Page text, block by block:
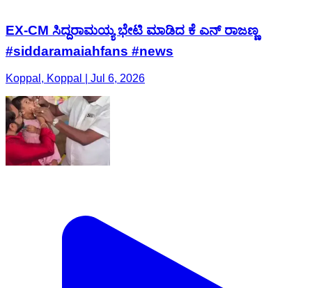
EX-CM ಸಿದ್ದರಾಮಯ್ಯ ಭೇಟಿ ಮಾಡಿದ ಕೆ ಎನ್ ರಾಜಣ್ಣ
#siddaramaiahfans #news
Koppal, Koppal | Jul 6, 2026